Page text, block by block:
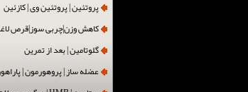
پروتئین | پروتئین وی | کازئین
کاهش وزن|چربی سوز|قرص
گلوتامین | بعد از تمرین
عضله ساز | پروهورمون |